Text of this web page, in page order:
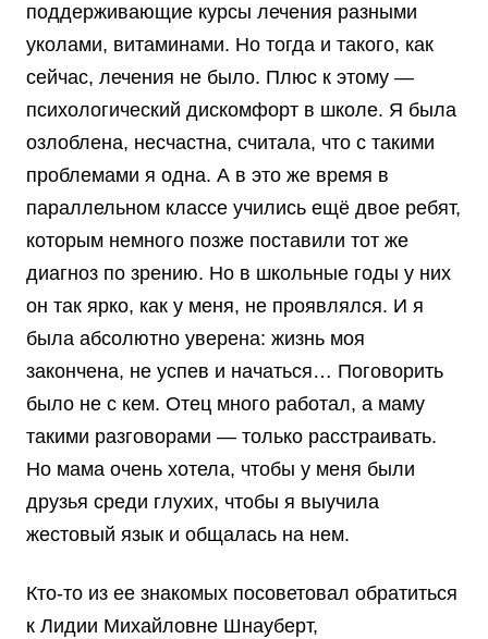
поддерживающие курсы лечения разными
уколами, витаминами. Но тогда и такого, как
сейчас, лечения не было. Плюс к этому —
психологический дискомфорт в школе. Я была
озлоблена, несчастна, считала, что с такими
проблемами я одна. А в это же время в
параллельном классе учились ещё двое ребят,
которым немного позже поставили тот же
диагноз по зрению. Но в школьные годы у них
он так ярко, как у меня, не проявлялся. И я
была абсолютно уверена: жизнь моя
закончена, не успев и начаться… Поговорить
было не с кем. Отец много работал, а маму
такими разговорами — только расстраивать.
Но мама очень хотела, чтобы у меня были
друзья среди глухих, чтобы я выучила
жестовый язык и общалась на нем.
Кто-то из ее знакомых посоветовал обратиться
к Лидии Михайловне Шнауберт,